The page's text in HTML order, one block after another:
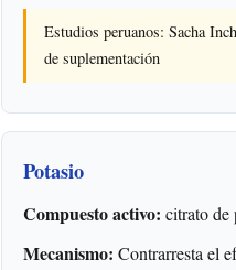
Estudios peruanos: Sacha
de suplementación
Potasio
Compuesto activo: citrato de
Mecanismo: Contrarresta el